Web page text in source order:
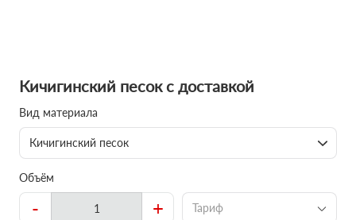
Кичигинский песок с доставкой
Вид материала
Кичигинский песок
Объём
- + Тариф